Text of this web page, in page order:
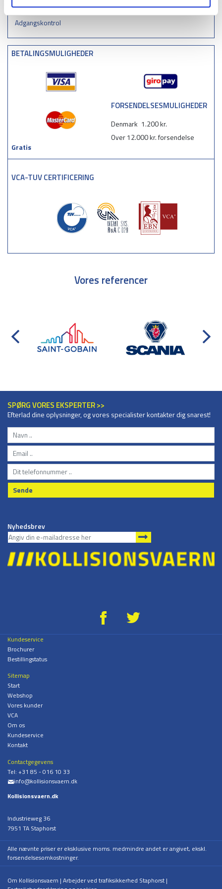
Kollisionsbeskyttelse af plast
Adgangskontrol
BETALINGSMULIGHEDER
FORSENDELSESMULIGHEDER
Denmark 1.200 kr.
Over 12.000 kr. forsendelse
Gratis
VCA-TUV CERTIFICERING
Vores referencer
SPØRG VORES EKSPERTER >>
Efterlad dine oplysninger, og vores specialister kontakter dig snarest!
Sende
Nyhedsbrev
g *
Kundeservice
Brochurer
Bestillingstatus
Sitemap
Start
Webshop
Vores kunder
VCA
Om os
Kundeservice
Kontakt
Contactgegevens
Tel: +31 85 - 016 10 33
%info@kollisionsvaern.dk
Kollisionsvaern.dk
Industrieweg 36
7951 TA Staphorst
Alle nævnte priser er eksklusive moms. medmindre andet er angivet, ekskl.
forsendelsesomkostninger.
Om Kollisionsvaern Arbejder ved trafiksikkerhed Staphorst